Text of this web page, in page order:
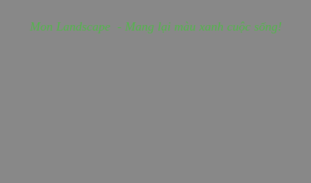
Mon Landscape - Mang lại màu xanh cuộc sống!